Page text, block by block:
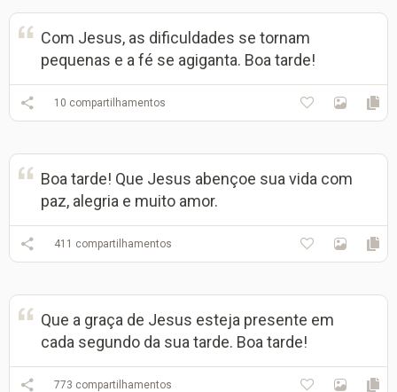
Com Jesus, as dificuldades se tornam
pequenas e a fé se agiganta. Boa tarde!
10 compartilhamentos
Boa tarde! Que Jesus abençoe sua vida com
paz, alegria e muito amor.
411 compartilhamentos
Que a graça de Jesus esteja presente em
cada segundo da sua tarde. Boa tarde!
773 compartilhamentos